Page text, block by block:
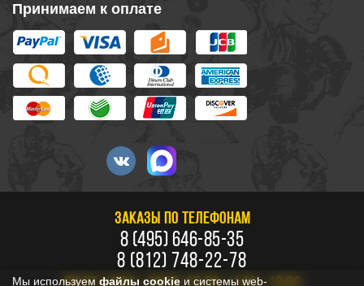
Принимаем к оплате
ЗАКАЗЫ ПО ТЕЛЕФОНАМ
8 (495) 646-85-35
8 (812) 748-22-78
Мы используем файлы cookie и системы web-